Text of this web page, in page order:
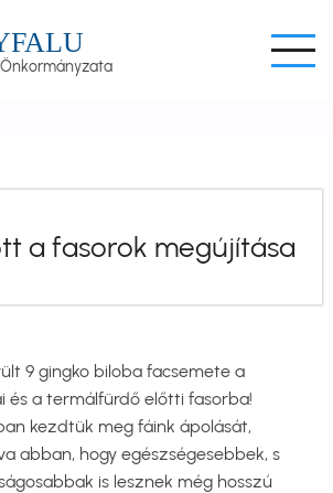
a fasorok megújítása
9 gingko biloba facsemete a
és a termálfürdő előtti fasorba!
kezdtük meg fáink ápolását,
abban, hogy egészségesebbek, s
is lesznek még hosszú